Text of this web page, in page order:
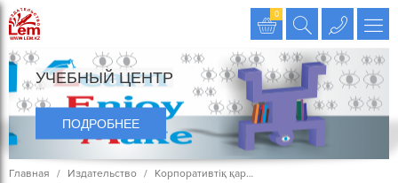
0
УЧЕБНЫЙ ЦЕНТР
ПОДРОБНЕЕ
Главная Издательство Корпоративтіқ қар…